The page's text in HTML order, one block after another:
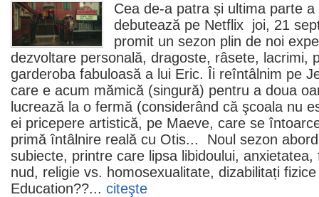
Cea de-a patra și ultima parte a
debutează pe Netflix joi, 21
promit un sezon plin de noi
dezvoltare personală, dragoste, râsete, lacrimi,
garderoba fabuloasă a lui Eric. Îi reîntâlnim pe
care e acum mămică (singură) pentru a doua
lucrează la o fermă (considerând că şcoala nu
ei pricepere artistică, pe Maeve, care se
primă întâlnire reală cu Otis... Noul sezon
subiecte, printre care lipsa libidoului,
nud, religie vs. homosexualitate, dizabilitați
Education??... citeşte